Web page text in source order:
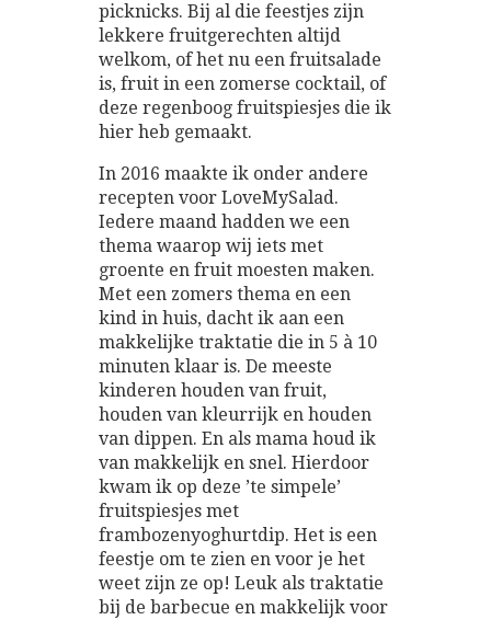
picknicks. Bij al die feestjes zijn
lekkere fruitgerechten altijd
welkom, of het nu een fruitsalade
is, fruit in een zomerse cocktail, of
deze regenboog fruitspiesjes die ik
hier heb gemaakt.
In 2016 maakte ik onder andere
recepten voor LoveMySalad.
Iedere maand hadden we een
thema waarop wij iets met
groente en fruit moesten maken.
Met een zomers thema en een
kind in huis, dacht ik aan een
makkelijke traktatie die in 5 à 10
minuten klaar is. De meeste
kinderen houden van fruit,
houden van kleurrijk en houden
van dippen. En als mama houd ik
van makkelijk en snel. Hierdoor
kwam ik op deze ’te simpele’
fruitspiesjes met
frambozenyoghurtdip. Het is een
feestje om te zien en voor je het
weet zijn ze op! Leuk als traktatie
bij de barbecue en makkelijk voor